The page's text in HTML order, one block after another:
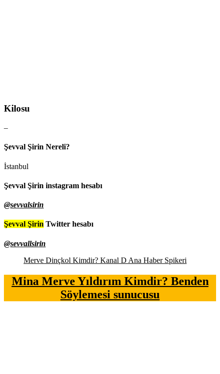
Kilosu
–
Şevval Şirin Nereli?
İstanbul
Şevval Şirin instagram hesabı
@sevvalsirin
Şevval Şirin Twitter hesabı
@sevvallsirin
Merve Dinçkol Kimdir? Kanal D Ana Haber Spikeri
Mina Merve Yıldırım Kimdir? Benden
Söylemesi sunucusu